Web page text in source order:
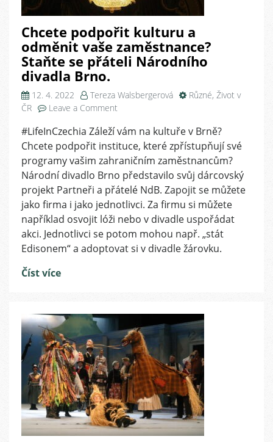
Chcete podpořit kulturu a
odměnit vaše zaměstnance?
Staňte se přáteli Národního
divadla Brno.
12. 4. 2022 Tereza Walsbergerová Různé, Život v
ČR
Leave a Comment
podpořit
kulturu
a
odměnit
vaše
zaměstnance?
Staňte
se
přáteli
Národního
#LifeInCzechia Záleží vám na kultuře v Brně?
Chcete podpořit instituce, které zpřístupňují své
programy vašim zahraničním zaměstnancům?
Národní divadlo Brno představilo svůj dárcovský
projekt Partneři a přátelé NdB. Zapojit se můžete
jako firma i jako jednotlivci. Za firmu si můžete
například osvojit lóži nebo v divadle uspořádat
akci. Jednotlivci se potom mohou např. „stát
Edisonem“ a adoptovat si v divadle žárovku.
Číst více